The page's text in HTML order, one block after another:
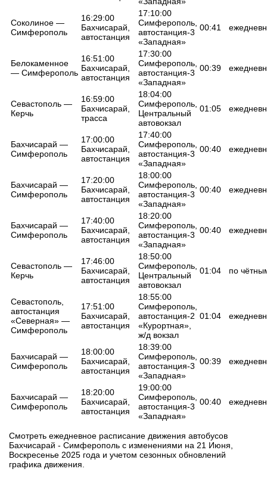
Соколиное —
Симферополь
16:29:00
Бахчисарай,
автостанция
17:10:00
Симферополь,
автостанция-3
«Западная»
00:41
Белокаменное
— Симферополь
16:51:00
Бахчисарай,
автостанция
17:30:00
Симферополь,
автостанция-3
«Западная»
00:39
Севастополь —
Керчь
16:59:00
Бахчисарай,
трасса
18:04:00
Симферополь,
Центральный
автовокзал
01:05
Бахчисарай —
Симферополь
17:00:00
Бахчисарай,
автостанция
17:40:00
Симферополь,
автостанция-3
«Западная»
00:40
Бахчисарай —
Симферополь
17:20:00
Бахчисарай,
автостанция
18:00:00
Симферополь,
автостанция-3
«Западная»
00:40
Бахчисарай —
Симферополь
17:40:00
Бахчисарай,
автостанция
18:20:00
Симферополь,
автостанция-3
«Западная»
00:40
Севастополь —
Керчь
17:46:00
Бахчисарай,
автостанция
18:50:00
Симферополь,
Центральный
автовокзал
01:04 по
Севастополь,
автостанция
«Северная» —
Симферополь
17:51:00
Бахчисарай,
автостанция
18:55:00
Симферополь,
автостанция-2
«Курортная»,
ж/д вокзал
01:04
Бахчисарай —
Симферополь
18:00:00
Бахчисарай,
автостанция
18:39:00
Симферополь,
автостанция-3
«Западная»
00:39
Бахчисарай —
Симферополь
18:20:00
Бахчисарай,
автостанция
19:00:00
Симферополь,
автостанция-3
«Западная»
00:40
Смотреть ежедневное расписание движения автобусов
Бахчисарай - Симферополь с изменениями на 21 Июня,
Воскресенье 2025 года и учетом сезонных обновлений
графика движения.